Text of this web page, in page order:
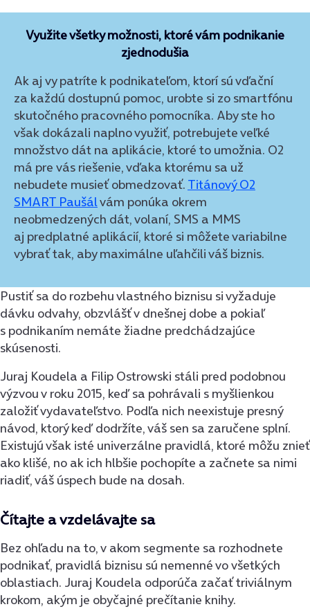
Využite všetky možnosti, ktoré vám podnikanie
zjednodušia
Ak aj vy patríte k podnikateľom, ktorí sú vďační
za každú dostupnú pomoc, urobte si zo smartfónu
skutočného pracovného pomocníka. Aby ste ho
však dokázali naplno využiť, potrebujete veľké
množstvo dát na aplikácie, ktoré to umožnia. O2
má pre vás riešenie, vďaka ktorému sa už
nebudete musieť obmedzovať. Titánový O2
SMART Paušálvám ponúka okrem
neobmedzených dát, volaní, SMS a MMS
aj predplatné aplikácií, ktoré si môžete variabilne
vybrať tak, aby maximálne uľahčili váš biznis.
Pustiť sa do rozbehu vlastného biznisu si vyžaduje
dávku odvahy, obzvlášť v dnešnej dobe a pokiaľ
s podnikaním nemáte žiadne predchádzajúce
skúsenosti.
Juraj Koudela a Filip Ostrowski stáli pred podobnou
výzvou v roku 2015, keď sa pohrávali s myšlienkou
založiť vydavateľstvo. Podľa nich neexistuje presný
návod, ktorý keď dodržíte, váš sen sa zaručene splní.
Existujú však isté univerzálne pravidlá, ktoré môžu znieť
ako klišé, no ak ich hlbšie pochopíte a začnete sa nimi
riadiť, váš úspech bude na dosah.
Čítajte a vzdelávajte sa
Bez ohľadu na to, v akom segmente sa rozhodnete
podnikať, pravidlá biznisu sú nemenné vo všetkých
oblastiach. Juraj Koudela odporúča začať triviálnym
krokom, akým je obyčajné prečítanie knihy.